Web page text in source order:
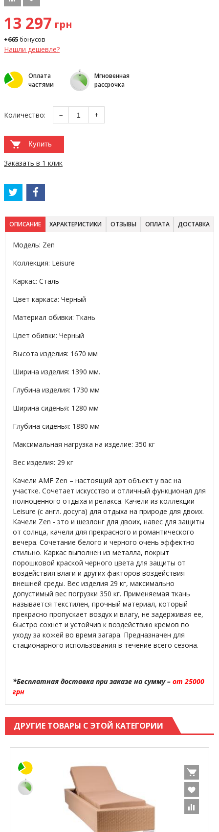
13 297 грн
+665бонусов
Нашли дешевле?
Оплата
частями
Мгновенная
рассрочка
Количество: − +
Купить
Заказать в 1 клик
ОПИСАНИЕ ХАРАКТЕРИСТИКИ ОТЗЫВЫ ОПЛАТА ДОСТАВКА
Модель: Zen
Коллекция: Leisure
Каркас: Сталь
Цвет каркаса: Черный
Материал обивки: Ткань
Цвет обивки: Черный
Высота изделия: 1670 мм
Ширина изделия: 1390 мм.
Глубина изделия: 1730 мм
Ширина сиденья: 1280 мм
Глубина сиденья: 1880 мм
Максимальная нагрузка на изделие: 350 кг
Вес изделия: 29 кг
Качели AMF Zen – настоящий арт объект у вас на
участке. Сочетает искусство и отличный функционал для
полноценного отдыха и релакса. Качели из коллекции
Leisure (с англ. досуга) для отдыха на природе для двоих.
Качели Zen - это и шезлонг для двоих, навес для защиты
от солнца, качели для прекрасного и романтического
вечера. Сочетание белого и черного очень эффектно
стильно. Каркас выполнен из металла, покрыт
порошковой краской черного цвета для защиты от
воздействия влаги и других факторов воздействия
внешней среды. Вес изделия 29 кг, максимально
допустимый вес погрузки 350 кг. Применяемая ткань
называется текстилен, прочный материал, который
прекрасно пропускает воздух и влагу, не задерживая ее,
быстро сохнет и устойчив к воздействию кремов по
уходу за кожей во время загара. Предназначен для
стационарного использования в течение всего сезона.
*Бесплатная доставка при заказе на сумму – от 25000
грн
ДРУГИЕ ТОВАРЫ С ЭТОЙ КАТЕГОРИИ